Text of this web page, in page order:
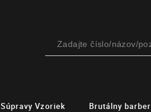
Súpravy Vzoriek Brutálny barber